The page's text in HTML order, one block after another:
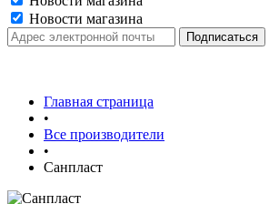
Новости магазина
Главная страница
•
Все производители
•
Санпласт